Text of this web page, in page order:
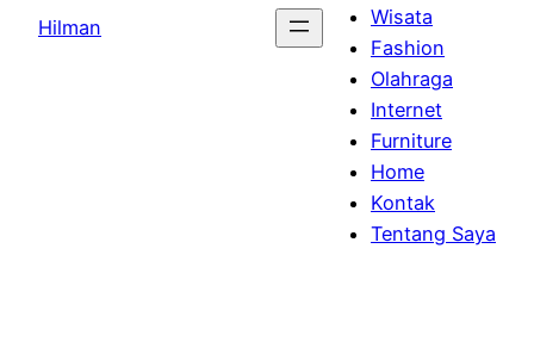
Hilman
Wisata
Fashion
Olahraga
Internet
Furniture
Home
Kontak
Tentang Saya